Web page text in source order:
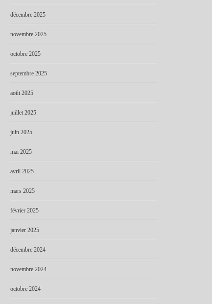
décembre 2025
novembre 2025
octobre 2025
septembre 2025
août 2025
juillet 2025
juin 2025
mai 2025
avril 2025
mars 2025
février 2025
janvier 2025
décembre 2024
novembre 2024
octobre 2024